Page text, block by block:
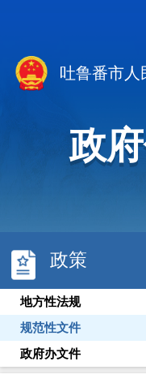
吐鲁番市人
政
政策
地方性法规
规范性文件
政府办文件